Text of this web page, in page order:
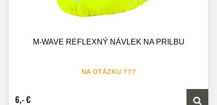
M-WAVE REFLEXNÝ NÁVLEK NA PRILBU
NA OTÁZKU ???
6,- €